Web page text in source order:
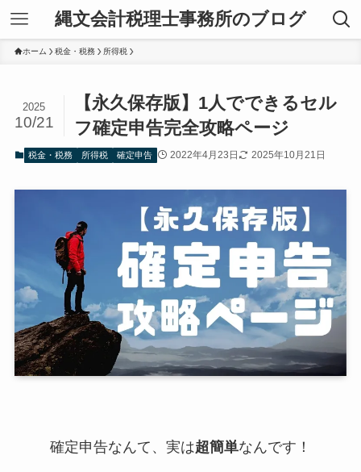
縄文会計税理士事務所のブログ
ホーム 税金・税務 所得税
【永久保存版】1人でできるセル
フ確定申告完全攻略ページ
2025
10/21
税金・税務 所得税 確定申告 2022年4月23日 2025年10月21日
確定申告なんて、実は超簡単なんです！